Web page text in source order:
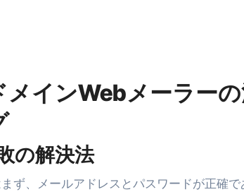
9割が勘違い 自己破産の真実
ンドを毎日食べたらどうなるの？①【30秒で
ゆき】借金1億円あります 返済か、自己破産
ストのための！美容、健康、ダイエットにと
メインWebメーラー
の解決法
ず、メールアドレスとパスワードが正確